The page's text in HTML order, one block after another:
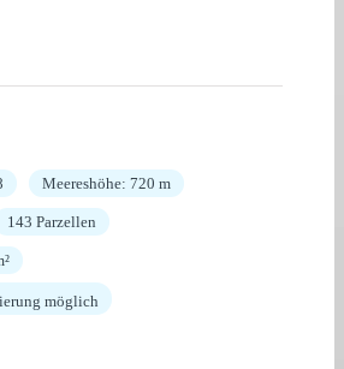
Meereshöhe: 720 m
143 Parzellen
möglich